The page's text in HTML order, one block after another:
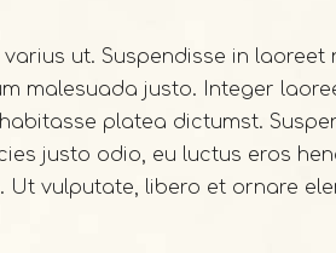
ut. Suspendisse in
malesuada justo. Integer
platea dictumst.
justo odio, eu luctus eros
vulputate, libero et ornare